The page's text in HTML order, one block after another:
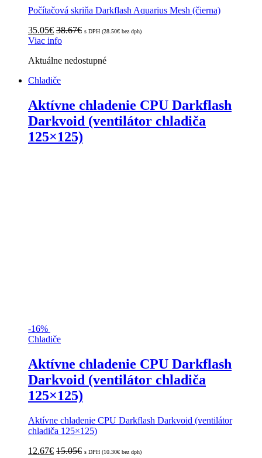
Počítačová skriňa Darkflash Aquarius Mesh (čierna)
35.05€ 38.67€ s DPH (28.50€ bez dph)
Viac info
Aktuálne nedostupné
Chladiče
Aktívne chladenie CPU Darkflash
Darkvoid (ventilátor chladiča
125×125)
-16%
Chladiče
Aktívne chladenie CPU Darkflash
Darkvoid (ventilátor chladiča
125×125)
Aktívne chladenie CPU Darkflash Darkvoid (ventilátor
chladiča 125×125)
12.67€ 15.05€ s DPH (10.30€ bez dph)